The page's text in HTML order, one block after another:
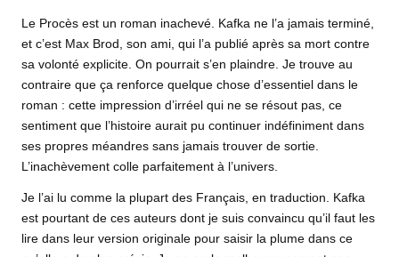
Le Procès est un roman inachevé. Kafka ne l’a jamais terminé,
et c’est Max Brod, son ami, qui l’a publié après sa mort contre
sa volonté explicite. On pourrait s’en plaindre. Je trouve au
contraire que ça renforce quelque chose d’essentiel dans le
roman : cette impression d’irréel qui ne se résout pas, ce
sentiment que l’histoire aurait pu continuer indéfiniment dans
ses propres méandres sans jamais trouver de sortie.
L’inachèvement colle parfaitement à l’univers.
Je l’ai lu comme la plupart des Français, en traduction. Kafka
est pourtant de ces auteurs dont je suis convaincu qu’il faut les
lire dans leur version originale pour saisir la plume dans ce